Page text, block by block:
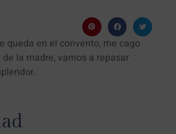
queda en el convento, me cago
la madre, vamos a repasar